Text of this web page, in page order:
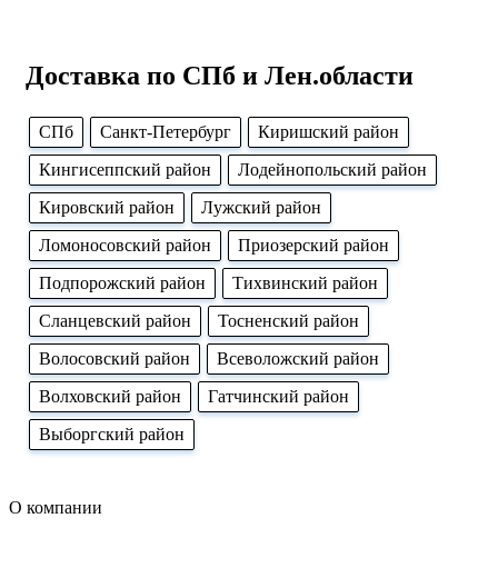
Доставка по СПб и Лен.области
CПб Cанкт-Петербург
Киришский район
Кингисеппский район
Лодейнопольский район
Кировский район
Лужский район
Ломоносовский район
Приозерский район
Подпорожский район
Тихвинский район
Сланцевский район
Тосненский район
Волосовский район
Всеволожский район
Волховский район
Гатчинский район
Выборгский район
О компании